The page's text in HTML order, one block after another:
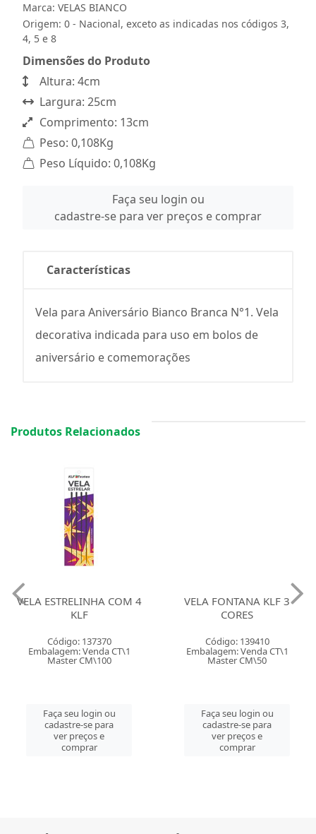
Marca: VELAS BIANCO
Origem: 0 - Nacional, exceto as indicadas nos códigos 3,
4, 5 e 8
Dimensões do Produto
Altura: 4cm
Largura: 25cm
Comprimento: 13cm
Peso: 0,108Kg
Peso Líquido: 0,108Kg
Faça seu login ou
cadastre-se para ver preços e comprar
Características
Vela para Aniversário Bianco Branca N°1. Vela
decorativa indicada para uso em bolos de
aniversário e comemorações
Produtos Relacionados
VELA ESTRELINHA COM 4
KLF
Código: 137370
Embalagem: Venda CT\1
Master CM\100
Faça seu login ou
cadastre-se para
ver preços e
comprar
VELA FONTANA KLF 3
Código: 139410
Embalagem: Venda CT\1
Faça seu login ou
cadastre-se para
ver preços e